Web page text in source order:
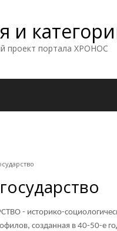
и
проект портала ХРОНОС
- историко-
созданная в 40-50-е